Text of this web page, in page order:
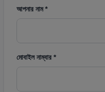
আপনার নাম *
মোবাইল নাম্বার *